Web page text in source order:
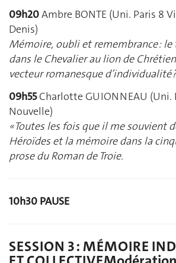
09h20Ambre BONTE (Uni. Paris 8
Denis)
Mémoire, oubli et remembrance :
dans le Chevalier au lion de
vecteur romanesque d’individualité ?
09h55Charlotte GUIONNEAU (Uni.
Nouvelle)
« Toutes les fois que il me souvient
Héroïdes et la mémoire dans la
prose du Roman de Troie.
10h30 PAUSE
SESSION 3 : MÉMOIRE